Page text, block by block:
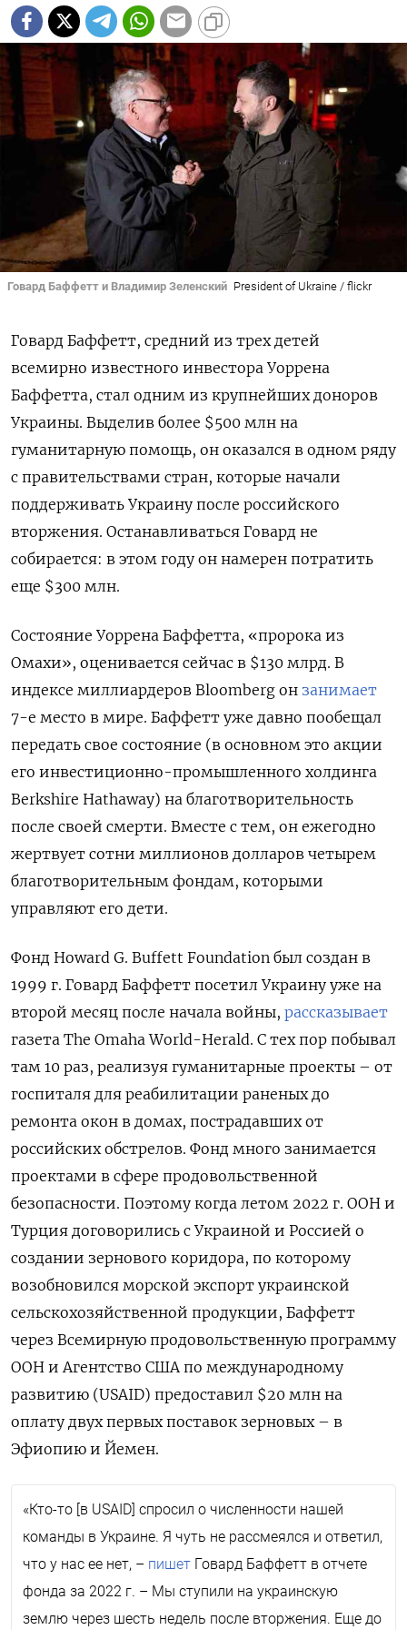
Говард Баффетт и Владимир Зеленский President of Ukraine / flickr
Говард Баффетт, средний из трех детей
всемирно известного инвестора Уоррена
Баффетта, стал одним из крупнейших доноров
Украины. Выделив более $500 млн на
гуманитарную помощь, он оказался в одном ряду
с правительствами стран, которые начали
поддерживать Украину после российского
вторжения. Останавливаться Говард не
собирается: в этом году он намерен потратить
еще $300 млн.
Состояние Уоррена Баффетта, «пророка из
Омахи», оценивается сейчас в $130 млрд. В
индексе миллиардеров Bloomberg он занимает
7-е место в мире. Баффетт уже давно пообещал
передать свое состояние (в основном это акции
его инвестиционно-промышленного холдинга
Berkshire Hathaway) на благотворительность
после своей смерти. Вместе с тем, он ежегодно
жертвует сотни миллионов долларов четырем
благотворительным фондам, которыми
управляют его дети.
Фонд Howard G. Buffett Foundation был создан в
1999 г. Говард Баффетт посетил Украину уже на
второй месяц после начала войны, рассказывает
газета The Omaha World-Herald. С тех пор побывал
там 10 раз, реализуя гуманитарные проекты – от
госпиталя для реабилитации раненых до
ремонта окон в домах, пострадавших от
российских обстрелов. Фонд много занимается
проектами в сфере продовольственной
безопасности. Поэтому когда летом 2022 г. ООН и
Турция договорились с Украиной и Россией о
создании зернового коридора, по которому
возобновился морской экспорт украинской
сельскохозяйственной продукции, Баффетт
через Всемирную продовольственную программу
ООН и Агентство США по международному
развитию (USAID) предоставил $20 млн на
оплату двух первых поставок зерновых – в
Эфиопию и Йемен.
«Кто-то [в USAID] спросил о численности нашей
команды в Украине. Я чуть не рассмеялся и ответил,
что у нас ее нет, – пишет Говард Баффетт в отчете
фонда за 2022 г. – Мы ступили на украинскую
землю через шесть недель после вторжения. Еще до